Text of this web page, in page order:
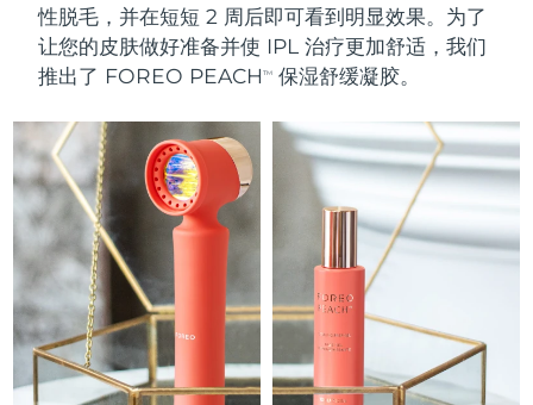
性脱毛，并在短短 2 周后即可看到明显效果。为了
让您的皮肤做好准备并使 IPL 治疗更加舒适，我们
推出了 FOREO PEACHTM 保湿舒缓凝胶。